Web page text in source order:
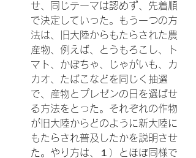
せ、同じテーマは認めず、先着順
で決定していった。もう一つの方
法は、旧大陸からもたらされた農
産物、例えば、とうもろこし、ト
マト、かぼちゃ、じゃがいも、カ
カオ、たばこなどを同じく抽選
で、産物とプレゼンの日を選ばせ
る方法をとった。それぞれの作物
が旧大陸からどのように新大陸に
もたらされ普及したかを説明させ
た。やり方は、１）とほぼ同様で